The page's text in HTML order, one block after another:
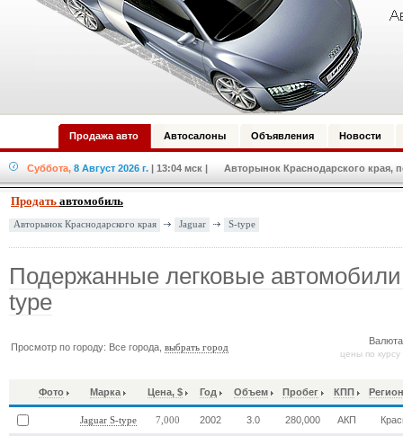
Продажа авто Автосалоны Объявления Новости
Суббота, 8 Август 2026 г. | 13:04 мск | Авторынок Краснодарского края,
Продать автомобиль
Авторынок Краснодарского края Jaguar S-type
Подержанные легковые
type
Просмотр по городу: Все города,выбрать город
цены по
Фото Марка Цена, $ Год Объем Пробег КПП
Jaguar S-type 7,000 2002 3.0 280,000 АКП